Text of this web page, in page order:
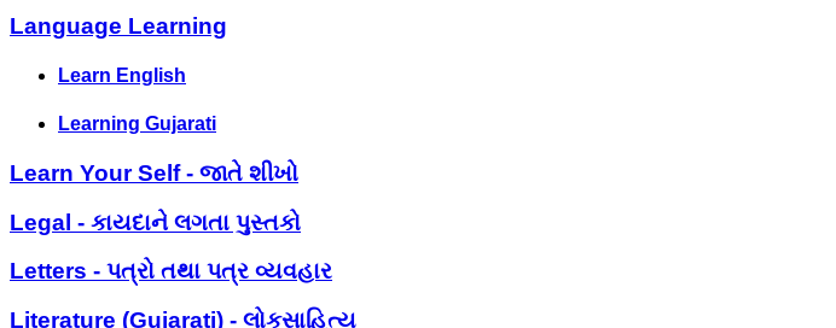
Language Learning
Learn English
Learning Gujarati
Learn Your Self - જાતે શીખો
Legal - કાયદાને લગતા પુસ્તકો
Letters - પત્રો તથા પત્ર વ્યવહાર
Literature (Gujarati) - લોકસાહિત્ય